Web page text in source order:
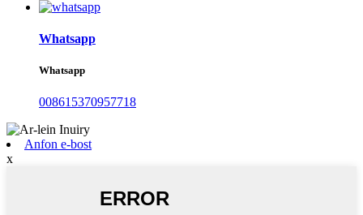
Whatsapp
Whatsapp
008615370957718
Anfon e-bost
x